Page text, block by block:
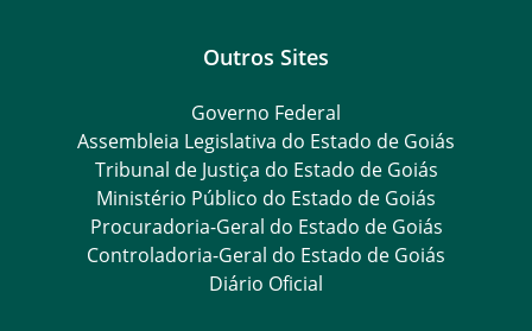
Outros Sites
Governo Federal
Assembleia Legislativa do Estado de Goiás
Tribunal de Justiça do Estado de Goiás
Ministério Público do Estado de Goiás
Procuradoria-Geral do Estado de Goiás
Controladoria-Geral do Estado de Goiás
Diário Oficial